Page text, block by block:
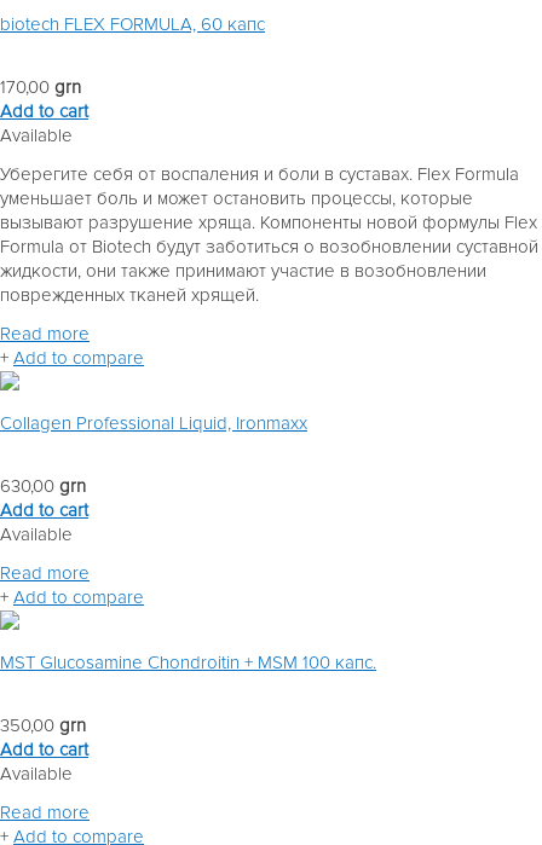
biotech FLEX FORMULA, 60 капс
170,00 grn
Add to cart
Available
Уберегите себя от воспаления и боли в суставах. Flex Formula
уменьшает боль и может остановить процессы, которые
вызывают разрушение хряща. Компоненты новой формулы Flex
Formula от Biotech будут заботиться о возобновлении суставной
жидкости, они также принимают участие в возобновлении
поврежденных тканей хрящей.
Read more
+ Add to compare
Collagen Professional Liquid, Ironmaxx
630,00 grn
Add to cart
Available
Read more
+ Add to compare
MST Glucosamine Chondroitin + MSM 100 капс.
350,00 grn
Add to cart
Available
Read more
+ Add to compare